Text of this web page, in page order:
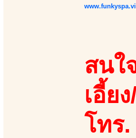
สนใ
เอี้ย
โทร